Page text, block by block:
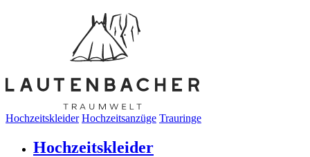
Hochzeitskleider Hochzeitsanzüge Trauringe
Hochzeitskleider